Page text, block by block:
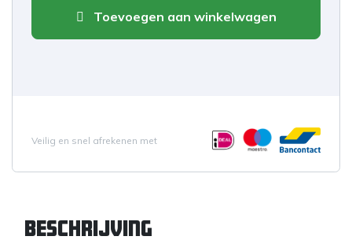
Toevoegen aan winkelwagen
Veilig en snel afrekenen met
Beschrijving